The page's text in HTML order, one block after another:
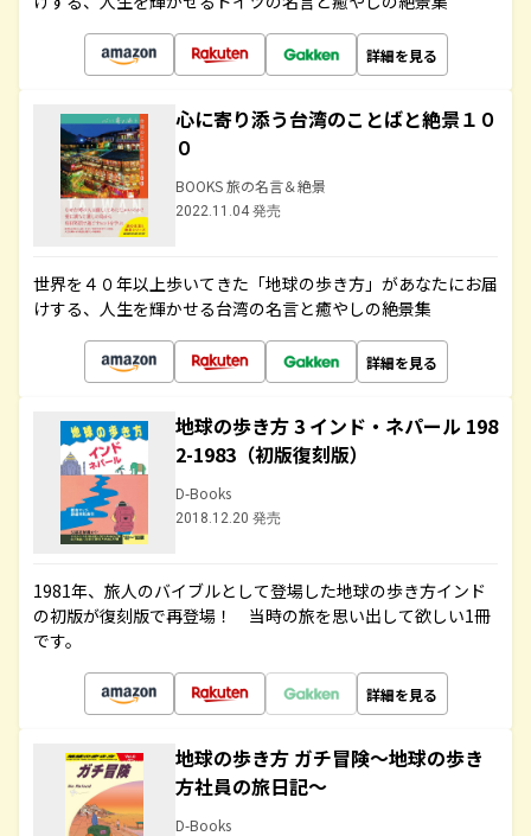
詳細を見る
心に寄り添う台湾のことばと絶景１０
０
BOOKS 旅の名言＆絶景
2022.11.04 発売
世界を４０年以上歩いてきた「地球の歩き方」があなたにお届
けする、人生を輝かせる台湾の名言と癒やしの絶景集
詳細を見る
地球の歩き方 3 インド・ネパール 198
2-1983（初版復刻版）
D-Books
2018.12.20 発売
1981年、旅人のバイブルとして登場した地球の歩き方インド
の初版が復刻版で再登場！ 当時の旅を思い出して欲しい1冊
です。
詳細を見る
地球の歩き方 ガチ冒険～地球の歩き
方社員の旅日記～
D-Books